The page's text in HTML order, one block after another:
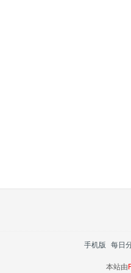
手机版 每日
本站由